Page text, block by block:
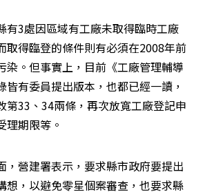
有3處因區域有工廠未取得臨時工廠
取得臨登的條件則有必須在2008年前
染。但事實上，目前《工廠管理輔導
皆有委員提出版本，也都已經一讀，
第33、34兩條，再次放寬工廠登記申
理期限等。
，營建署表示，要求縣市政府要提出
想，以避免零星個案審查，也要求縣